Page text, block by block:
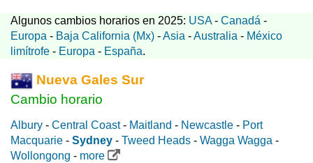
Algunos cambios horarios en 2025: USA- Canadá -
Europa - Baja California (Mx) -Asia -Australia - México
limítrofe - Europa - España.
Nueva Gales Sur
Cambio horario
Albury - Central Coast- Maitland - Newcastle - Port
Macquarie - Sydney - Tweed Heads - Wagga Wagga -
Wollongong - more